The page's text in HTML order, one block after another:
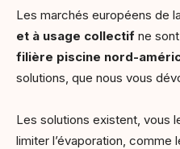
Les marchés européens de la
et à usage collectif ne
filière piscine nord-
solutions, que nous vous
Les solutions existent, vous
limiter l’évaporation, comme